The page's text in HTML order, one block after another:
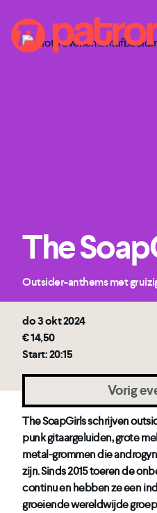
The
Outsider-anthems met
do 3 okt 2024
€ 14,50
Start: 20:15
Vorig
The SoapGirls schrijven
punk gitaargeluiden, grote
metal-grommen die
zijn.Sinds 2015 toeren de
continu en hebben ze een
groeiende wereldwijde